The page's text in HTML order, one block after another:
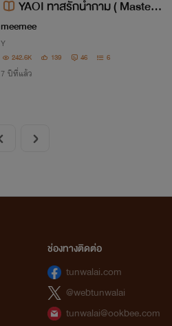
YAOI ทาสรักน้ำกาม ( Master&
Slave sex SM 20+ )
meemee
Y
242.6K 139 46 6
7 ปีที่แล้ว
ช่องทางติดต่อ
tunwalai.com
@webtunwalai
tunwalai@ookbee.com